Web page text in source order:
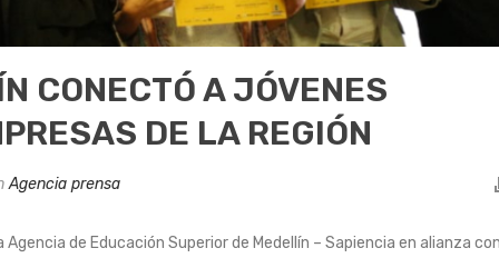
CONECTÓ A JÓVENES
DE LA REGIÓN
Agencia prensa
de Educación Superior de Medellín – Sapiencia en alianza